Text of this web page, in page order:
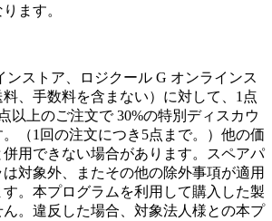
ます。
ンストア、ロジクール G オンラインス
料、手数料を含まない）に対して、1点
以上のご注文で 30%の特別ディスカウ
（1回の注文につき5点まで。）他の価
用できない場合があります。スペアパ
対象外、またその他の除外事項が適用
。本プログラムを利用して購入した製
。違反した場合、対象法人様との本プ